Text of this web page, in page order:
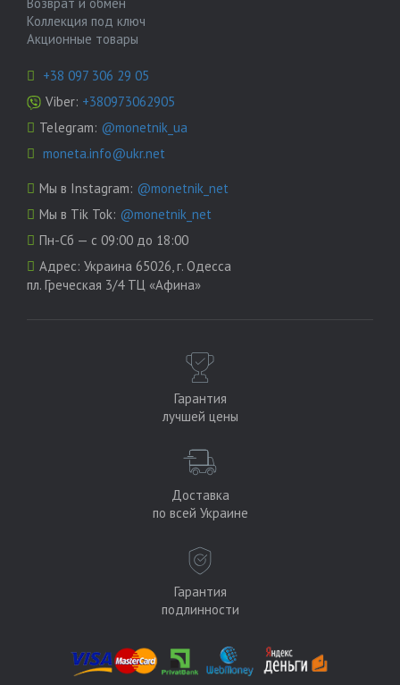
Коллекция под ключ
Акционные товары
+38 097 306 29 05
Viber: +380973062905
Telegram: @monetnik_ua
moneta.info@ukr.net
Мы в Instagram: @monetnik_net
Мы в Tik Tok: @monetnik_net
Пн-Сб — с 09:00 до 18:00
Адрес: Украина 65026, г. Одесса
пл. Греческая 3/4 ТЦ «Афина»
Гарантия
лучшей цены
Доставка
по всей Украине
Гарантия
подлинности